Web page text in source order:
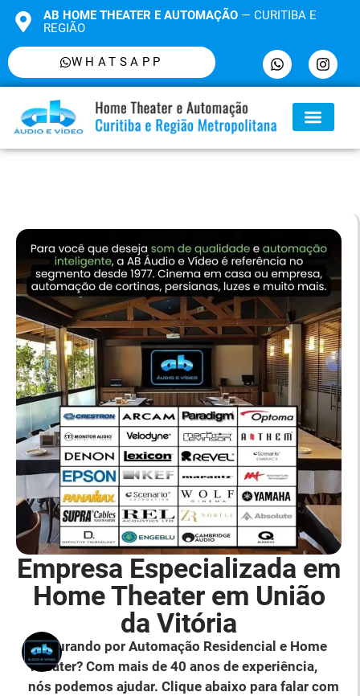
AB HOME THEATER E AUTOMAÇÃO— CURITIBA E
REGIÃO
WHATSAPP
Empresa Especializada em
Home Theater em União
da Vitória
Procurando por Automação Residencial e Home
Theater? Com mais de 40 anos de experiência,
nós podemos ajudar. Clique abaixo para falar com